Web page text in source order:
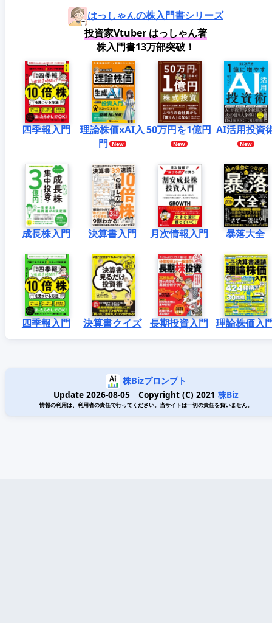
はっしゃんの株入門書シリーズ
投資家Vtuber はっしゃん著
株入門書13万部突破！
四季報入門
理論株価xAI入
門
50万円を1億円 AI活用投資
成長株入門 決算書入門 月次情報入門 暴落大全
四季報入門 決算書クイズ 長期投資入門 理論株価入
株Bizプロンプト
Update 2026-08-05 Copyright (C) 2021 株Biz
情報の利用は、利用者の責任で行ってください。当サイトは一切の責任を負いません。